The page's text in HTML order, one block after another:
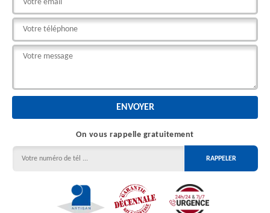
On vous rappelle gratuitement